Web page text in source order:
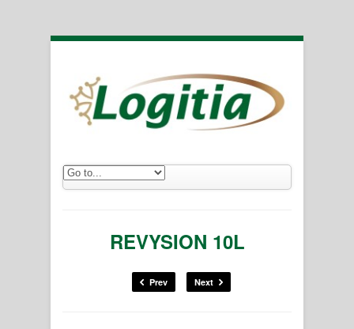
REVYSION 10L
Prev Next